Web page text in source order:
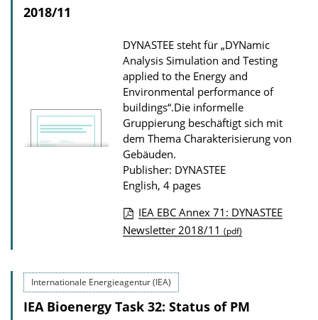
a
t
i
o
n
D
o
w
n
l
a
d
s
2018/11
DYNASTEE steht für „DYNamic
Analysis Simulation and Testing
applied to the Energy and
Environmental performance of
buildings“.Die informelle
Gruppierung beschäftigt sich mit
dem Thema Charakterisierung von
Gebäuden.
Publisher: DYNASTEE
English, 4 pages
P
b
l
i
IEA EBC Annex 71: DYNASTEE
Newsletter 2018/11 (pdf)
Internationale Energieagentur (IEA)
IEA Bioenergy Task 32: Status of PM